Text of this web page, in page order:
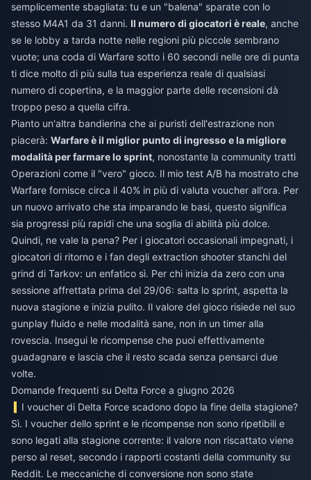
semplicemente sbagliata: tu e un "balena" sparate con lo
stesso M4A1 da 31 danni. Il numero di giocatori è reale, anche
se le lobby a tarda notte nelle regioni più piccole sembrano
vuote; una coda di Warfare sotto i 60 secondi nelle ore di punta
ti dice molto di più sulla tua esperienza reale di qualsiasi
numero di copertina, e la maggior parte delle recensioni dà
troppo peso a quella cifra.
Pianto un'altra bandierina che ai puristi dell'estrazione non
piacerà: Warfare è il miglior punto di ingresso e la migliore
modalità per farmare lo sprint, nonostante la community tratti
Operazioni come il "vero" gioco. Il mio test A/B ha mostrato che
Warfare fornisce circa il 40% in più di valuta voucher all'ora. Per
un nuovo arrivato che sta imparando le basi, questo significa
sia progressi più rapidi che una soglia di abilità più dolce.
Quindi, ne vale la pena? Per i giocatori occasionali impegnati, i
giocatori di ritorno e i fan degli extraction shooter stanchi del
grind di Tarkov: un enfatico sì. Per chi inizia da zero con una
sessione affrettata prima del 29/06: salta lo sprint, aspetta la
nuova stagione e inizia pulito. Il valore del gioco risiede nel suo
gunplay fluido e nelle modalità sane, non in un timer alla
rovescia. Insegui le ricompense che puoi effettivamente
guadagnare e lascia che il resto scada senza pensarci due
volte.
Domande frequenti su Delta Force a giugno 2026
I voucher di Delta Force scadono dopo la fine della stagione?
Sì. I voucher dello sprint e le ricompense non sono ripetibili e
sono legati alla stagione corrente: il valore non riscattato viene
perso al reset, secondo i rapporti costanti della community su
Reddit. Le meccaniche di conversione non sono state